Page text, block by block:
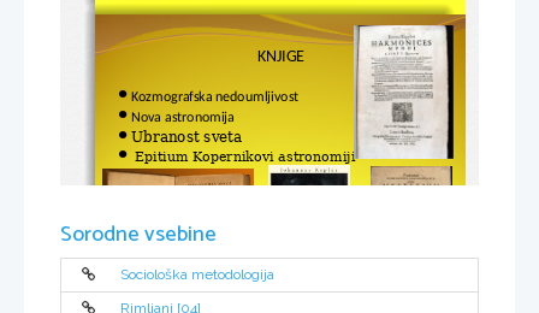
KNJIGE
 Kozmografska nedoumljivost
 Nova astronomija
 Ubranost sveta
 Epitium Kopernikovi astronomiji
Sorodne vsebine
Sociološka metodologija
Rimljani [04]